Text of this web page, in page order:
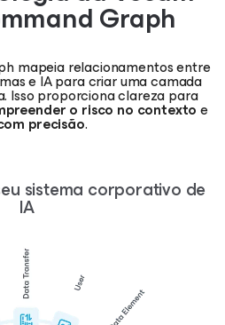
Graph
mapeia relacionamentos entre
e IA para criar uma camada
Isso proporciona clareza para
o risco no contextoe
precisão.
sistema corporativo de
IA